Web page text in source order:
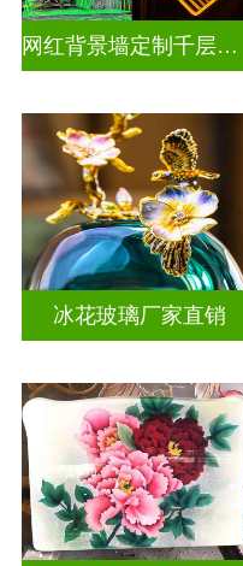
网红背景墙定制千层镜深渊镜
冰花玻璃厂家直销